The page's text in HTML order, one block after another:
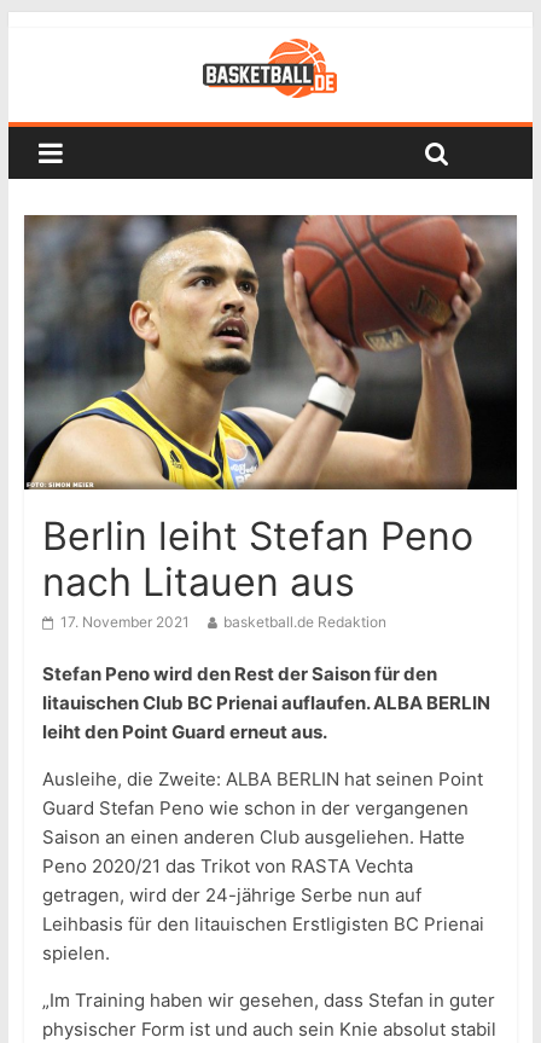
Berlin leiht Stefan Peno
nach Litauen aus
17. November 2021 basketball.de Redaktion
Stefan Peno wird den Rest der Saison für den
litauischen Club BC Prienai auflaufen. ALBA BERLIN
leiht den Point Guard erneut aus.
Ausleihe, die Zweite: ALBA BERLIN hat seinen Point
Guard Stefan Peno wie schon in der vergangenen
Saison an einen anderen Club ausgeliehen. Hatte
Peno 2020/21 das Trikot von RASTA Vechta
getragen, wird der 24-jährige Serbe nun auf
Leihbasis für den litauischen Erstligisten BC Prienai
spielen.
„Im Training haben wir gesehen, dass Stefan in guter
physischer Form ist und auch sein Knie absolut stabil